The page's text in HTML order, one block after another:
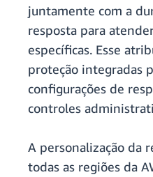
juntamente com a
resposta para
específicas. Esse
proteção integradas
configurações de
controles
A personalização da
todas as regiões da